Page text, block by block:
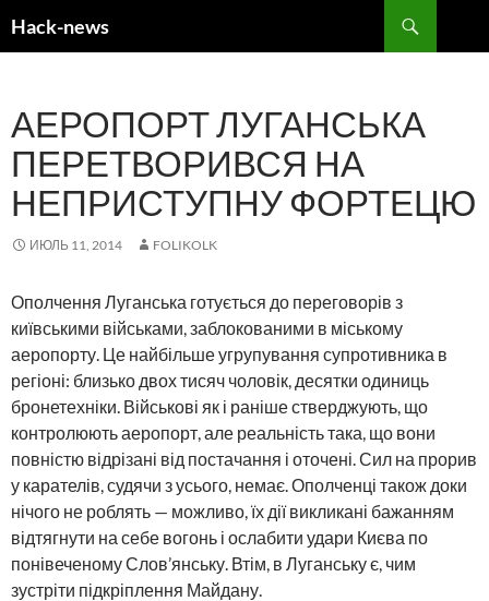
Hack-news
АЕРОПОРТ ЛУГАНСЬКА
ПЕРЕТВОРИВСЯ НА
НЕПРИСТУПНУ ФОРТЕЦЮ
ИЮЛЬ 11, 2014 FOLIKOLK
Ополчення Луганська готується до переговорів з
київськими військами, заблокованими в міському
аеропорту. Це найбільше угрупування супротивника в
регіоні: близько двох тисяч чоловік, десятки одиниць
бронетехніки. Військові як і раніше стверджують, що
контролюють аеропорт, але реальність така, що вони
повністю відрізані від постачання і оточені. Сил на прорив
у карателів, судячи з усього, немає. Ополченці також доки
нічого не роблять — можливо, їх дії викликані бажанням
відтягнути на себе вогонь і ослабити удари Києва по
понівеченому Слов’янську. Втім, в Луганську є, чим
зустріти підкріплення Майдану.